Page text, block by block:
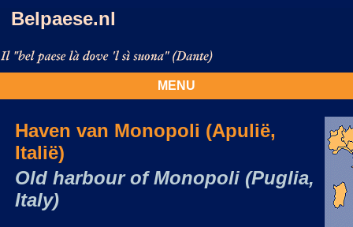
Belpaese.nl
MENU
Haven van Monopoli (Apulië,
Italië)
Old harbour of Monopoli (Puglia,
Italy)